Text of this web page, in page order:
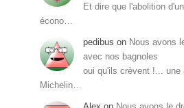
Et dire que l'abolition
écono…
pedibus on Nous avons
avec nos bagnoles
oui qu'ils crèvent !... une
Michelin…